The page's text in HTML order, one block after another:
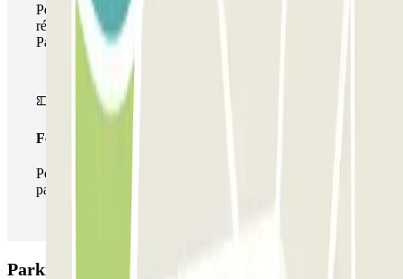
Pendant votre séjour, vous pouvez utiliser l'ensemble du
réseau de parkings de cet opérateur disponible sur
Parclick.
Forfait illimité
Pendant votre séjour, vous pouvez entrer et sortir du
parking aussi souvent que vous le souhaitez.
Parking Garage San Filippo: Avis